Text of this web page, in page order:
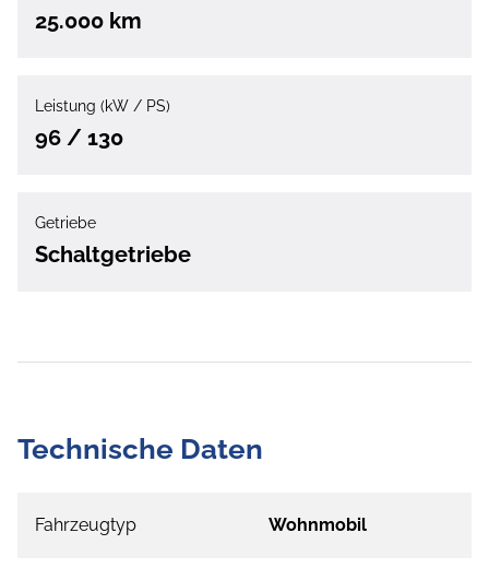
25.000 km
Leistung (kW / PS)
96 / 130
Getriebe
Schaltgetriebe
Technische Daten
Fahrzeugtyp Wohnmobil